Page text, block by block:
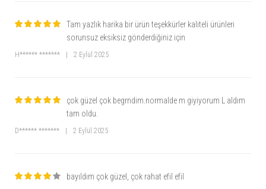
Tam yazlık harika bir ürün teşekkürler kaliteli ürünleri
sorunsuz eksiksiz gönderdiğiniz için
H****** ******* 2 Eylül 2025
çok güzel çok begrndim.normalde m giyiyorum L aldım
tam oldu.
D****** ******* 2 Eylül 2025
bayıldım çok güzel, çok rahat efil efil